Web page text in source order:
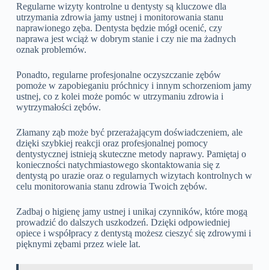
Regularne wizyty kontrolne u dentysty są kluczowe dla
utrzymania zdrowia jamy ustnej i monitorowania stanu
naprawionego zęba. Dentysta będzie mógł ocenić, czy
naprawa jest wciąż w dobrym stanie i czy nie ma żadnych
oznak problemów.
Ponadto, regularne profesjonalne oczyszczanie zębów
pomoże w zapobieganiu próchnicy i innym schorzeniom jamy
ustnej, co z kolei może pomóc w utrzymaniu zdrowia i
wytrzymałości zębów.
Złamany ząb może być przerażającym doświadczeniem, ale
dzięki szybkiej reakcji oraz profesjonalnej pomocy
dentystycznej istnieją skuteczne metody naprawy. Pamiętaj o
konieczności natychmiastowego skontaktowania się z
dentystą po urazie oraz o regularnych wizytach kontrolnych w
celu monitorowania stanu zdrowia Twoich zębów.
Zadbaj o higienę jamy ustnej i unikaj czynników, które mogą
prowadzić do dalszych uszkodzeń. Dzięki odpowiedniej
opiece i współpracy z dentystą możesz cieszyć się zdrowymi i
pięknymi zębami przez wiele lat.